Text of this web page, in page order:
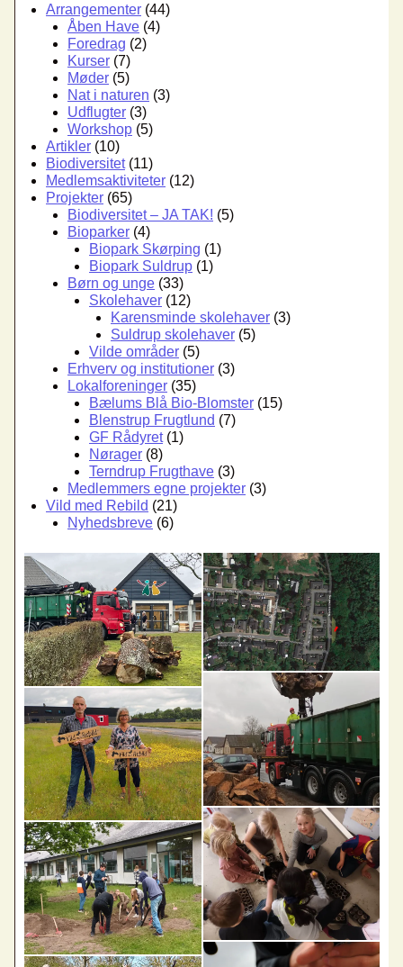
Arrangementer (44)
Åben Have (4)
Foredrag (2)
Kurser (7)
Møder (5)
Nat i naturen (3)
Udflugter (3)
Workshop (5)
Artikler (10)
Biodiversitet(11)
Medlemsaktiviteter (12)
Projekter (65)
Biodiversitet – JA TAK! (5)
Bioparker (4)
Biopark Skørping (1)
Biopark Suldrup (1)
Børn og unge (33)
Skolehaver (12)
Karensminde skolehaver (3)
Suldrup skolehaver (5)
Vilde områder (5)
Erhverv og institutioner (3)
Lokalforeninger (35)
Bælums Blå Bio-Blomster (15)
Blenstrup Frugtlund (7)
GF Rådyret(1)
Nørager (8)
Terndrup Frugthave (3)
Medlemmers egne projekter (3)
Vild med Rebild (21)
Nyhedsbreve (6)